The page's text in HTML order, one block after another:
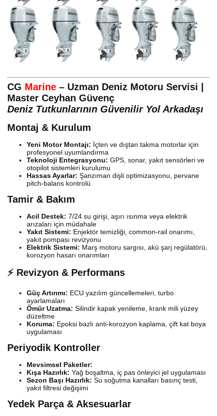
CG Marine – Uzman Deniz Motoru Servisi |
Master Ceyhan Güvenç
Deniz Tutkunlarının Güvenilir Yol Arkadaşı
Montaj & Kurulum
Yeni Motor Montajı: İçten ve dıştan takma motorlar için
profesyonel uyumlandırma
Teknoloji Entegrasyonu: GPS, sonar, yakıt sensörleri ve
otopilot sistemleri kurulumu
Hassas Ayarlar: Şanzıman dişli optimizasyonu, pervane
pitch-balans kontrolü
Tamir & Bakım
Acil Destek: 7/24 su girişi, aşırı ısınma veya elektrik
arızaları için müdahale
Yakıt Sistemi: Enjektör temizliği, common-rail onarımı,
yakıt pompası revizyonu
Elektrik Sistemi: Marş motoru sargısı, akü şarj regülatörü,
korozyon hasarı onarımları
⚡ Revizyon & Performans
Güç Artırımı: ECU yazılım güncellemeleri, turbo
ayarlamaları
Ömür Uzatma: Silindir kapak yenileme, krank mili yüzey
düzeltme
Koruma: Epoksi bazlı anti-korozyon kaplama, çift kat boya
uygulaması
Periyodik Kontroller
Mevsimsel Paketler:
Kışa Hazırlık: Yağ boşaltma, iç pas önleyici jel uygulaması
Sezon Başı Hazırlık: Su soğutma kanalları basınç testi,
yakıt filtresi değişimi
Yedek Parça & Aksesuarlar